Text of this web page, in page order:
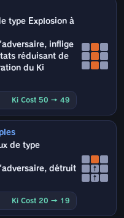
type Explosion à
inflige
réduisant de
du Ki
Ki Cost 50 → 49
de type
détruit
Ki Cost 20 → 19
↑
↑